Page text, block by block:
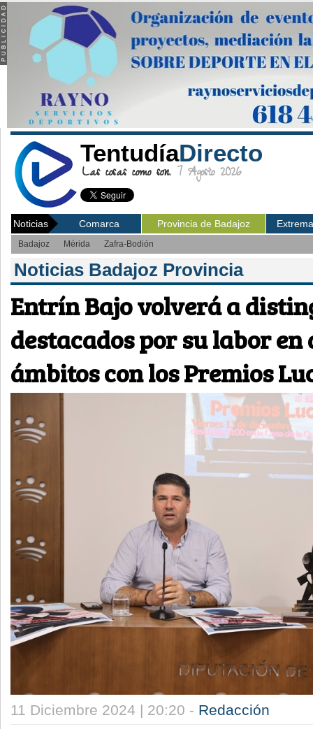
TentudíaDirecto
Las cosas como son. 7 Agosto 2026
Noticias Comarca Provincia de Badajoz
Badajoz Mérida Zafra-Bodión
Noticias Badajoz Provincia
Entrín Bajo volverá a
destacados por su labor
ámbitos con los Premios
11 Diciembre 2024 | 20:20 - Redacción